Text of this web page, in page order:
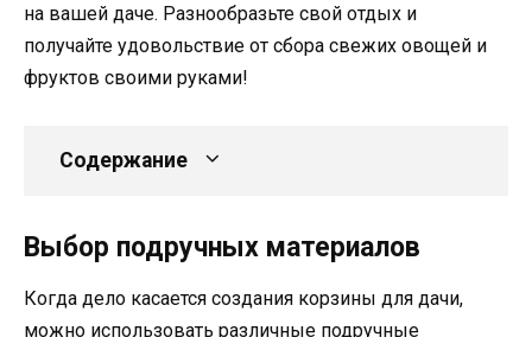
на вашей даче. Разнообразьте свой отдых и
получайте удовольствие от сбора свежих овощей и
фруктов своими руками!
Содержание
Выбор подручных материалов
Когда дело касается создания корзины для дачи,
можно использовать различные подручные